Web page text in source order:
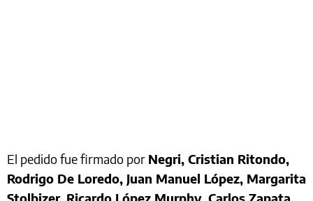
El pedido fue firmado por Negri, Cristian Ritondo,
Rodrigo De Loredo, Juan Manuel López, Margarita